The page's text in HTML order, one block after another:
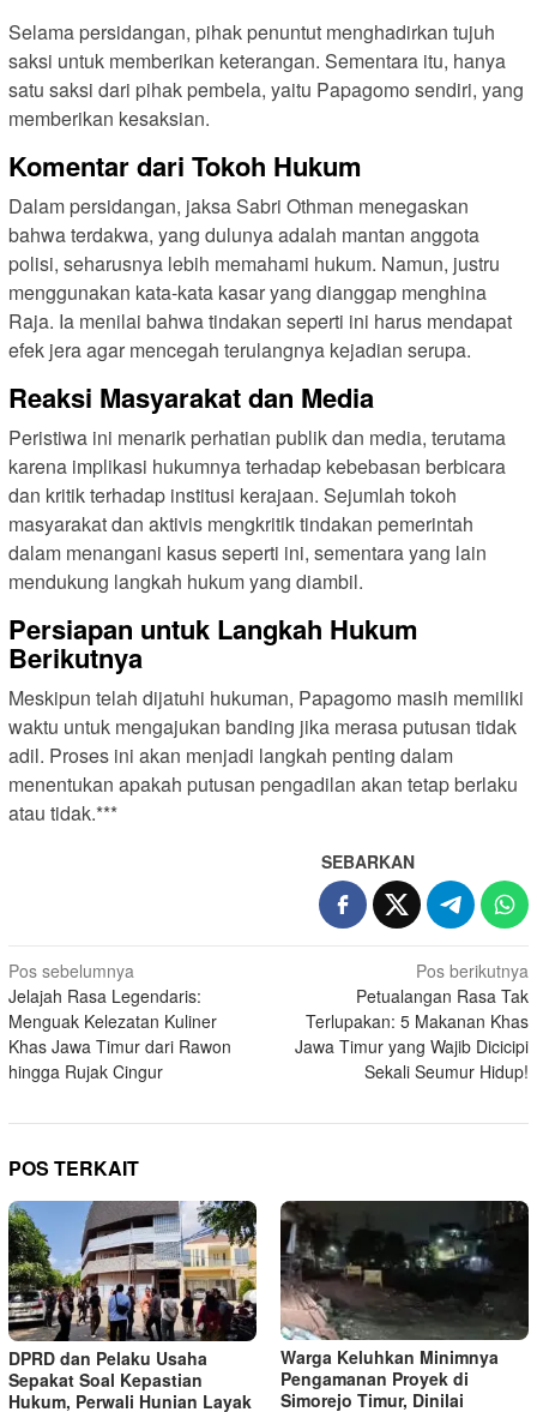
Selama persidangan, pihak penuntut menghadirkan tujuh
saksi untuk memberikan keterangan. Sementara itu, hanya
satu saksi dari pihak pembela, yaitu Papagomo sendiri, yang
memberikan kesaksian.
Komentar dari Tokoh Hukum
Dalam persidangan, jaksa Sabri Othman menegaskan
bahwa terdakwa, yang dulunya adalah mantan anggota
polisi, seharusnya lebih memahami hukum. Namun, justru
menggunakan kata-kata kasar yang dianggap menghina
Raja. Ia menilai bahwa tindakan seperti ini harus mendapat
efek jera agar mencegah terulangnya kejadian serupa.
Reaksi Masyarakat dan Media
Peristiwa ini menarik perhatian publik dan media, terutama
karena implikasi hukumnya terhadap kebebasan berbicara
dan kritik terhadap institusi kerajaan. Sejumlah tokoh
masyarakat dan aktivis mengkritik tindakan pemerintah
dalam menangani kasus seperti ini, sementara yang lain
mendukung langkah hukum yang diambil.
Persiapan untuk Langkah Hukum
Berikutnya
Meskipun telah dijatuhi hukuman, Papagomo masih memiliki
waktu untuk mengajukan banding jika merasa putusan tidak
adil. Proses ini akan menjadi langkah penting dalam
menentukan apakah putusan pengadilan akan tetap berlaku
atau tidak.***
SEBARKAN
N
a
v
i
s
i
p
o
s
Pos sebelumnya
Jelajah Rasa Legendaris:
Menguak Kelezatan Kuliner
Khas Jawa Timur dari Rawon
hingga Rujak Cingur
Pos berikutnya
Petualangan Rasa Tak
Terlupakan: 5 Makanan Khas
Jawa Timur yang Wajib Dicicipi
Sekali Seumur Hidup!
POS TERKAIT
DPRD dan Pelaku Usaha
Sepakat Soal Kepastian
Hukum, Perwali Hunian Layak
Warga Keluhkan Minimnya
Pengamanan Proyek di
Simorejo Timur, Dinilai